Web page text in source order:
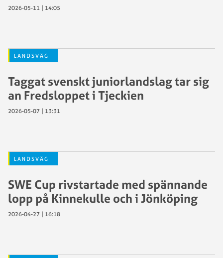
2026-05-11 | 14:05
LANDSVÄG
Taggat svenskt juniorlandslag tar sig
an Fredsloppet i Tjeckien
2026-05-07 | 13:31
LANDSVÄG
SWE Cup rivstartade med spännande
lopp på Kinnekulle och i Jönköping
2026-04-27 | 16:18